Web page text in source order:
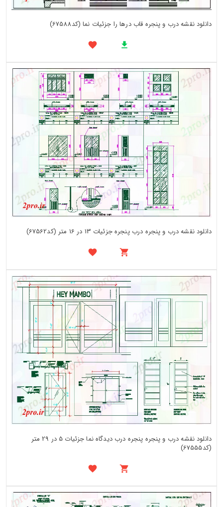
دانلود نقشه درب و پنجره قاب درها را جزئیات نما (کد67588)
دانلود نقشه درب و پنجره درب پنجره جزئیات 13 در 16 متر (کد67562)
دانلود نقشه درب و پنجره پنجره درب دیدگاه نما جزئیات 5 در 29 متر
(کد67555)